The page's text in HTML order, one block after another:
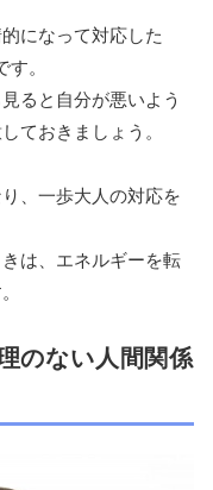
になって対応した
。
ると自分が悪いよう
ておきましょう。
、一歩大人の対応を
は、エネルギーを転
のない人間関係